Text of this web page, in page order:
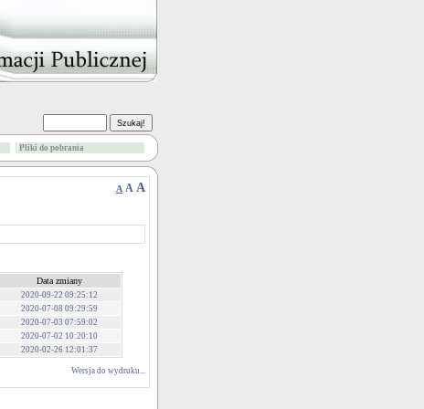
Pliki do pobrania
A A A
Data zmiany
2020-09-22 09:25:12
2020-07-08 09:29:59
2020-07-03 07:59:02
2020-07-02 10:20:10
2020-02-26 12:01:37
Wersja do wydruku...